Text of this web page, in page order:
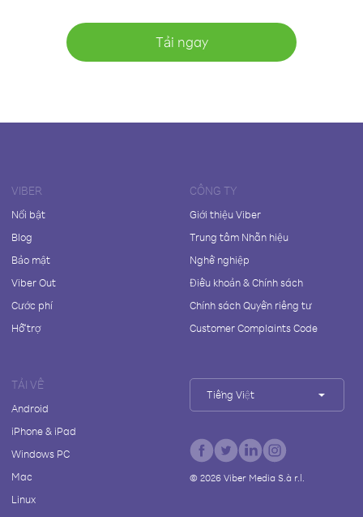
Tải ngay
VIBER
Nổi bật
Blog
Bảo mật
Viber Out
Cước phí
Hỗ trợ
CÔNG TY
Giới thiệu Viber
Trung tâm Nhãn hiệu
Nghề nghiệp
Điều khoản & Chính sách
Chính sách Quyền riêng tư
Customer Complaints Code
TẢI VỀ
Android
iPhone & iPad
Windows PC
Mac
Linux
Tiếng Việt
© 2026Viber Media S.à r.l.